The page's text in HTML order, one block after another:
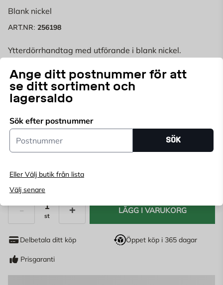
Ange ditt postnummer för att
se ditt sortiment och
lagersaldo
Sök efter postnummer
Postnummer
SÖK
Eller Välj butik från lista
Välj senare
Blank nickel
ART.NR: 256198
Ytterdörrhandtag med utförande i blank nickel.
Välj butik
10 KR
st
LÄGG I VARUKORG
Delbetala ditt köp Öppet köp i 365 dagar
Prisgaranti